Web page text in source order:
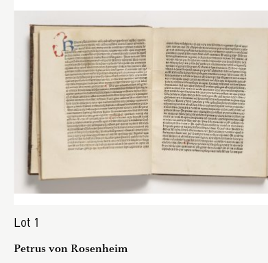
Lot 1
Petrus von Rosenheim